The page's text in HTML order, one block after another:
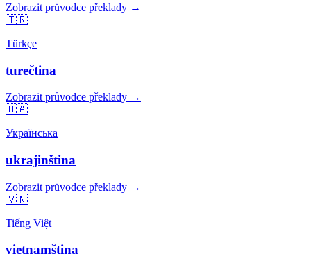
Zobrazit průvodce překlady →
🇹🇷
Türkçe
turečtina
Zobrazit průvodce překlady →
🇺🇦
Українська
ukrajinština
Zobrazit průvodce překlady →
🇻🇳
Tiếng Việt
vietnamština